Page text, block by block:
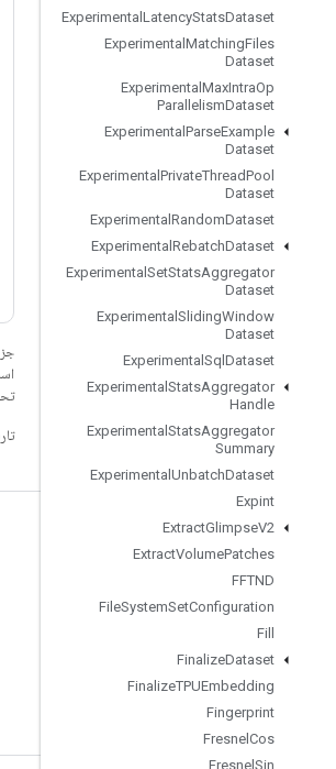
Experimental LatencyStatsDataset
Experimental MatchingFiles
Dataset
Experimental MaxIntraOp
ParallelismDataset
Experimental ParseExample
Dataset
Experimental PrivateThreadPool
Dataset
Experimental RandomDataset
Experimental RebatchDataset
Experimental SetStatsAggregator
Dataset
Experimental SlidingWindow
Dataset
Experimental Sql Dataset
Experimental StatsAggregator
Handle
Experimental StatsAggregator
Summary
Experimental UnbatchDataset
Expint
ExtractGlimpseV2
ExtractVolumePatches
FFTND
FileSystemSetConfiguration
Fill
FinalizeDataset
FinalizeTPUEmbedding
Fingerprint
Fresnel Cos
Fresnel Sin
مرتبط بمانید
تالار گفتمان
GitHub
YouTube